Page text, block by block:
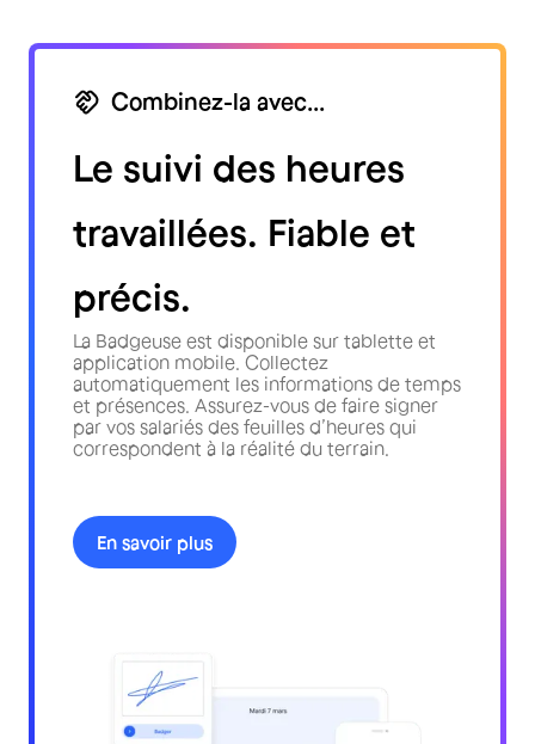
Combinez-la avec...
Le suivi des heures
travaillées. Fiable et
précis.
La Badgeuse est disponible sur tablette et
application mobile. Collectez
automatiquement les informations de temps
et présences. Assurez-vous de faire signer
par vos salariés des feuilles d’heures qui
correspondent à la réalité du terrain.
En savoir plus